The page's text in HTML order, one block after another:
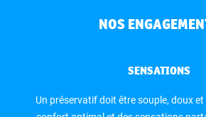
NOS
SENSATIONS
Un préservatif doit être souple, doux